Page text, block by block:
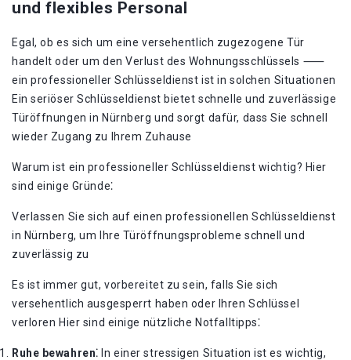
und flexibles Personal
Egal, ob es sich um eine versehentlich zugezogene Tür
handelt oder um den Verlust des Wohnungsschlüssels ⸺
ein professioneller Schlüsseldienst ist in solchen Situationen
Ein seriöser Schlüsseldienst bietet schnelle und zuverlässige
Türöffnungen in Nürnberg und sorgt dafür, dass Sie schnell
wieder Zugang zu Ihrem Zuhause
Warum ist ein professioneller Schlüsseldienst wichtig?​ Hier
sind einige Gründe⁚
Verlassen Sie sich auf einen professionellen Schlüsseldienst
in Nürnberg, um Ihre Türöffnungsprobleme schnell und
zuverlässig zu
Es ist immer gut, vorbereitet zu sein, falls Sie sich
versehentlich ausgesperrt haben oder Ihren Schlüssel
verloren Hier sind einige nützliche Notfalltipps⁚
Ruhe bewahren⁚ In einer stressigen Situation ist es wichtig,